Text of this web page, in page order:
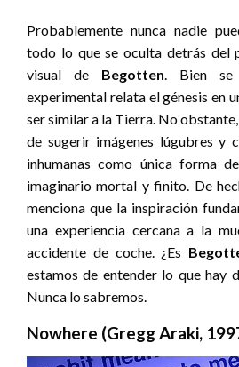
Probablemente nunca nadie
todo lo que se oculta detrás del
visual de Begotten. Bien
experimental relata el génesis en
ser similar a la Tierra. No
de sugerir imágenes lúgubres y
inhumanas como única forma
imaginario mortal y finito. De
menciona que la inspiración
una experiencia cercana a la
accidente de coche. ¿Es
estamos de entender lo que hay
Nunca lo sabremos.
Nowhere (Gregg Araki,